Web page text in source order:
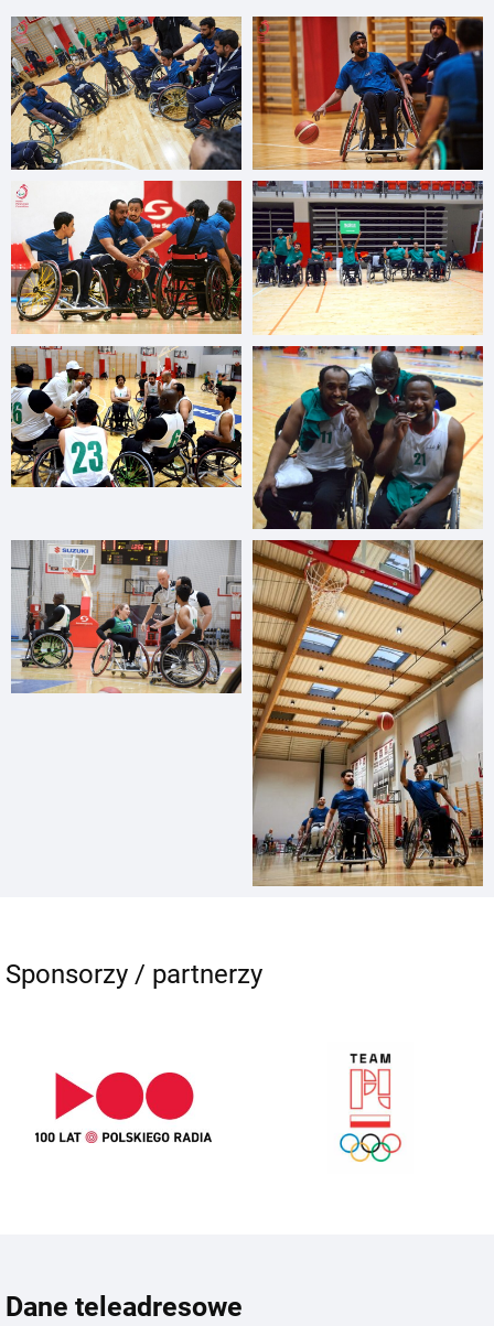
Sponsorzy / partnerzy
Dane teleadresowe